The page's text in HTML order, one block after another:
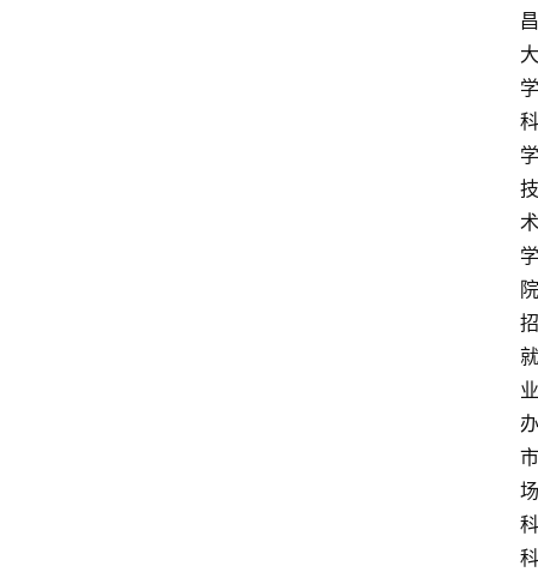
昌
大
学
科
学
技
术
学
院
招
就
业
办
市
场
科
科